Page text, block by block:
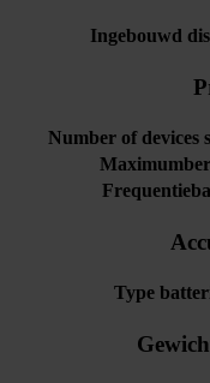
Ingebouwd
Number of devices
Type